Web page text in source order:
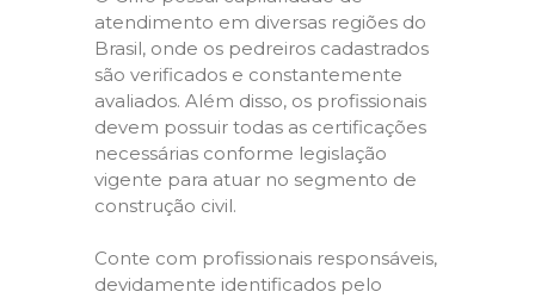
atendimento em diversas regiões do
Brasil, onde os pedreiros cadastrados
são verificados e constantemente
avaliados. Além disso, os profissionais
devem possuir todas as certificações
necessárias conforme legislação
vigente para atuar no segmento de
construção civil.
Conte com profissionais responsáveis,
devidamente identificados pelo